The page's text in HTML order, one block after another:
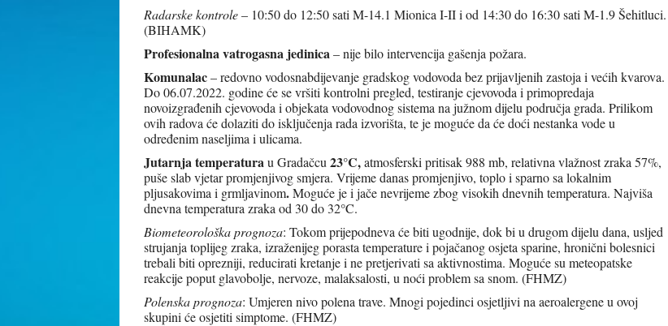
Radarske kontrole– 10:50 do 12:50 sati M-14.1 Mionica I-II i od 14:30 do 16:30 sati M-1.9 Šehitluci.
(BIHAMK)
Profesionalna vatrogasna jedinica– nije bilo intervencija gašenja požara.
Komunalac– redovno vodosnabdijevanje gradskog vodovoda bez prijavljenih zastoja i većih kvarova.
Do 06.07.2022. godine će se vršiti kontrolni pregled, testiranje cjevovoda i primopredaja
novoizgrađenih cjevovoda i objekata vodovodnog sistema na južnom dijelu područja grada. Prilikom
ovih radova će dolaziti do isključenja rada izvorišta, te je moguće da će doći nestanka vode u
određenim naseljima i ulicama.
Jutarnja temperaturau Gradačcu 23°C,atmosferski pritisak 988 mb, relativna vlažnost zraka 57%,
puše slab vjetar promjenjivog smjera. Vrijeme danas promjenjivo, toplo i sparno sa lokalnim
pljusakovima i grmljavinom.Moguće je i jače nevrijeme zbog visokih dnevnih temperatura. Najviša
dnevna temperatura zraka od 30 do 32°C.
Biometeorološka prognoza: Tokom prijepodneva će biti ugodnije, dok bi u drugom dijelu dana, usljed
strujanja toplijeg zraka, izraženijeg porasta temperature i pojačanog osjeta sparine, hronični bolesnici
trebali biti oprezniji, reducirati kretanje i ne pretjerivati sa aktivnostima. Moguće su meteopatske
reakcije poput glavobolje, nervoze, malaksalosti, u noći problem sa snom. (FHMZ)
Polenska prognoza: Umjeren nivo polena trave. Mnogi pojedinci osjetljivi na aeroalergene u ovoj
skupini će osjetiti simptome. (FHMZ)